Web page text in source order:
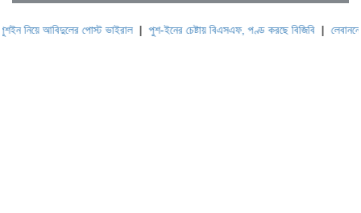
পোস্ট ভাইরাল|পুশ-ইনের চেষ্টায় বিএসএফ, পণ্ড করছে বিজিবি|লেবাননের ঐতিহাসিক